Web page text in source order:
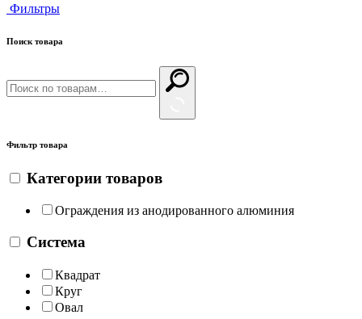
Фильтры
Поиск товара
Фильтр товара
Категории товаров
Ограждения из анодированного алюминия
Система
Квадрат
Круг
Овал